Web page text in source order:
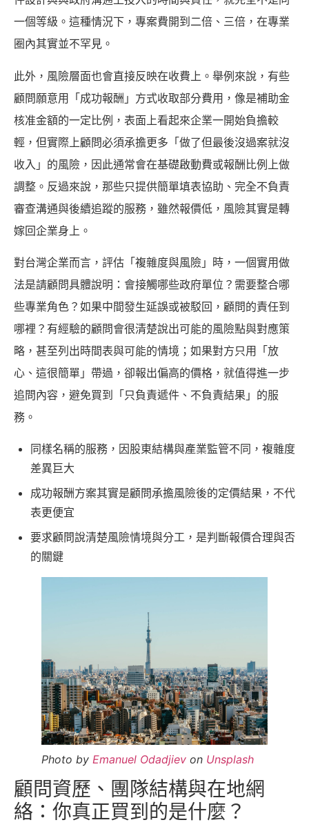
一個等級。這種情況下，專案費開到二倍、三倍，在專業
圈內其實並不罕見。
此外，風險層面也會直接反映在收費上。舉例來說，有些
顧問願意用「成功報酬」方式收取部分費用，像是補助金
核准金額的一定比例，表面上看起來企業一開始負擔較
輕，但實際上顧問必須承擔更多「做了但最後沒過案就沒
收入」的風險，因此通常會在基礎啟動費或報酬比例上做
調整。反過來說，那些只提供簡單填表協助、完全不負責
審查溝通與後續追蹤的服務，雖然報價低，風險其實是轉
嫁回企業身上。
對台灣企業而言，評估「複雜度與風險」時，一個實用做
法是請顧問具體說明：會接觸哪些政府單位？需要整合哪
些專業角色？如果中間發生延誤或被駁回，顧問的責任到
哪裡？有經驗的顧問會很清楚說出可能的風險點與對應策
略，甚至列出時間表與可能的情境；如果對方只用「放
心、這很簡單」帶過，卻報出偏高的價格，就值得進一步
追問內容，避免買到「只負責遞件、不負責結果」的服
務。
同樣名稱的服務，因股東結構與產業監管不同，複雜度
差異巨大
成功報酬方案其實是顧問承擔風險後的定價結果，不代
表更便宜
要求顧問說清楚風險情境與分工，是判斷報價合理與否
的關鍵
Photo by Emanuel Odadjiev on Unsplash
顧問資歷、團隊結構與在地網
絡：你真正買到的是什麼？